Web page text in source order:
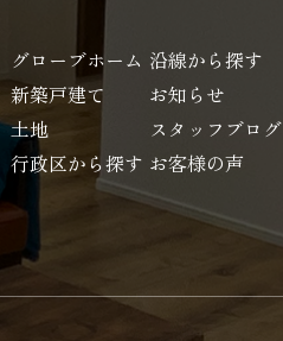
グローブホーム
新築戸建て
土地
行政区から探す
沿線から探す
お知らせ
スタッフブログ
お客様の声